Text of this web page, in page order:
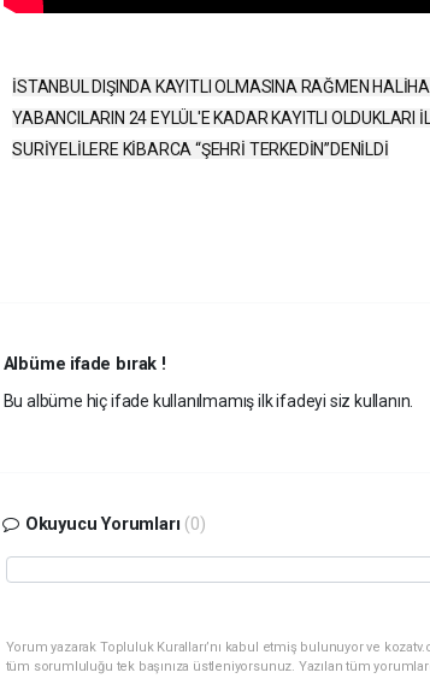
İSTANBUL DIŞINDA KAYITLI OLMASINA RAĞMEN
YABANCILARIN 24 EYLÜL'E KADAR KAYITLI OLDUKLARI
SURİYELİLERE KİBARCA “ŞEHRİ TERKEDİN”DENİLDİ
Albüme ifade bırak !
Bu albüme hiç ifade kullanılmamış ilk ifadeyi siz kullanın.
Okuyucu Yorumları (0)
Yorum yazarak Topluluk Kuralları’nı kabul etmiş bulunuyor ve
tüm sorumluluğu tek başınıza üstleniyorsunuz. Yazılan tüm